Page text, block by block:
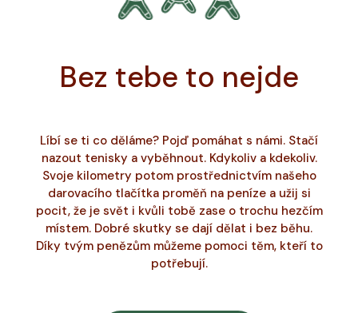
Bez tebe to nejde
Líbí se ti co děláme? Pojď pomáhat s námi. Stačí
nazout tenisky a vyběhnout. Kdykoliv a kdekoliv.
Svoje kilometry potom prostřednictvím našeho
darovacího tlačítka proměň na peníze a užij si
pocit, že je svět i kvůli tobě zase o trochu hezčím
místem. Dobré skutky se dají dělat i bez běhu.
Díky tvým penězům můžeme pomoci těm, kteří to
potřebují.